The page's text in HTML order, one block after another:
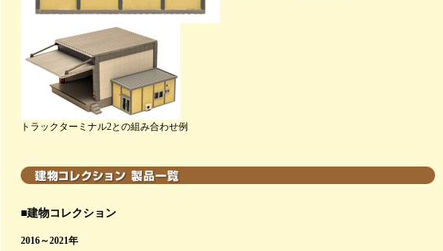
トラックターミナル2との組み合わせ例
■建物コレクション
2016～2021年